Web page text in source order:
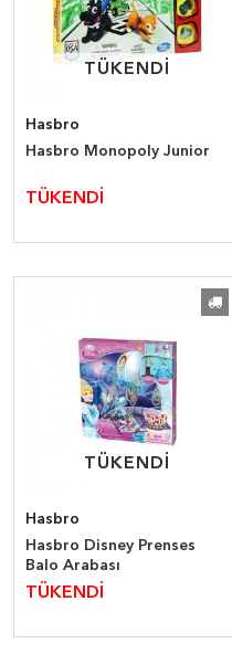
TÜKENDİ
TÜKENDİ
Hasbro
Hasbro Monopoly Junior
TÜKENDİ
TÜKENDİ
TÜKENDİ
Hasbro
Hasbro Disney Prenses
Balo Arabası
TÜKENDİ